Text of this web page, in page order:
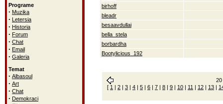
Programe
· Muzika
· Letersia
· Historia
· Forum
· Chat
· Email
· Galeria
Temat
· Albasoul
· Art
· Chat
· Demokraci
birhoff
bleadr
besaavdullai
bella_stela
borbardha
Bootylicious_192
20
[ 1 | 2 | 3 | 4 | 5 | 6 | 7 | 8 | 9 | 10 | 11 | 12 | 13 |